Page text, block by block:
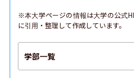
※本大学ページの情報は大学の公式
に引用・整理して作成しています。
学部一覧